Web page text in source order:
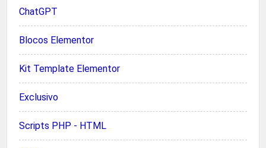
ChatGPT
Blocos Elementor
Kit Template Elementor
Exclusivo
Scripts PHP - HTML